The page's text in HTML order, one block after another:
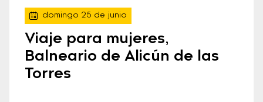
domingo 25 de junio
Viaje para mujeres,
Balneario de Alicún de las
Torres